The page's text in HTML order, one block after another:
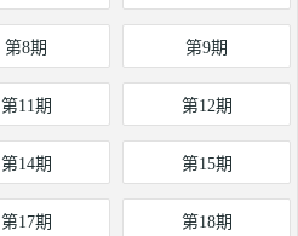
第8期 第9期
第11期 第12期
第14期 第15期
第17期 第18期